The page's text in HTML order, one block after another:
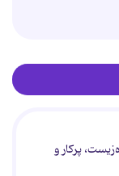
پرکار و